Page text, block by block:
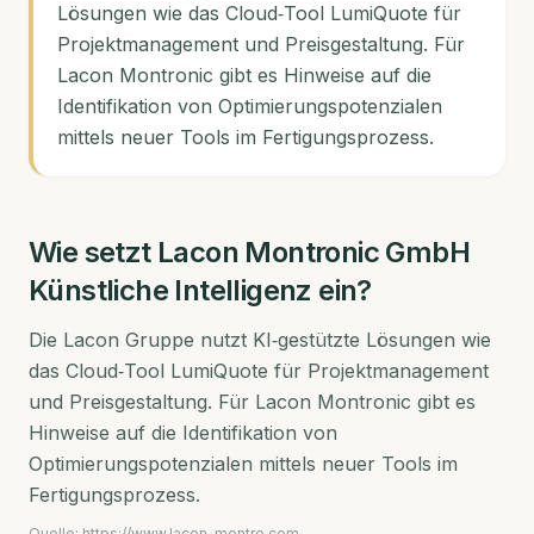
Lösungen wie das Cloud‑Tool LumiQuote für
Projektmanagement und Preisgestaltung. Für
Lacon Montronic gibt es Hinweise auf die
Identifikation von Optimierungspotenzialen
mittels neuer Tools im Fertigungsprozess.
Wie setzt Lacon Montronic GmbH
Künstliche Intelligenz ein?
Die Lacon Gruppe nutzt KI‑gestützte Lösungen wie
das Cloud‑Tool LumiQuote für Projektmanagement
und Preisgestaltung. Für Lacon Montronic gibt es
Hinweise auf die Identifikation von
Optimierungspotenzialen mittels neuer Tools im
Fertigungsprozess.